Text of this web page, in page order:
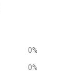
0%
0%